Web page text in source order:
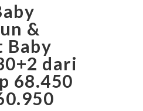
&
Baby
dari
68.450